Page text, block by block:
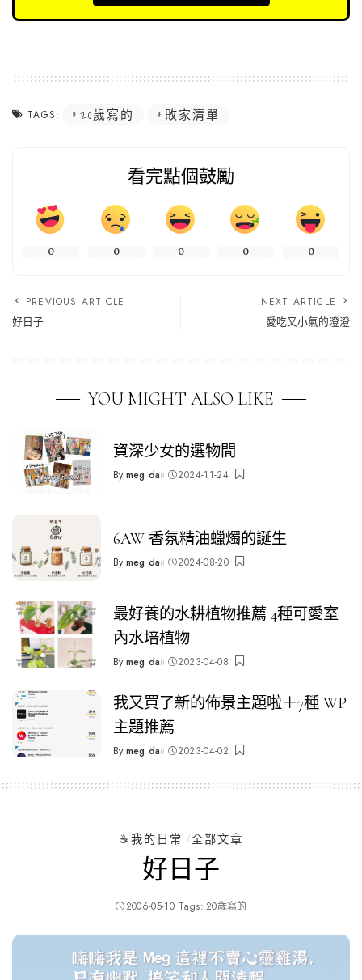
TAGS: 20歲寫的 敗家清單
看完點個鼓勵
0 0 0 0 0
PREVIOUS ARTICLE
好日子
NEXT ARTICLE
愛吃又小氣的澄澄
YOU MIGHT ALSO LIKE
資深少女的選物間
Posted
By meg dai 2024-11-24
6AW 香氛精油蠟燭的誕生
Posted
By meg dai 2024-08-20
最好養的水耕植物推薦 4種可愛室
內水培植物
Posted
By meg dai 2023-04-08
我又買了新的佈景主題啦＋7種 WP
主題推薦
Posted
By meg dai 2023-04-02
☕️我的日常 全部文章
好日子
2006-05-10 Tags: 20歲寫的